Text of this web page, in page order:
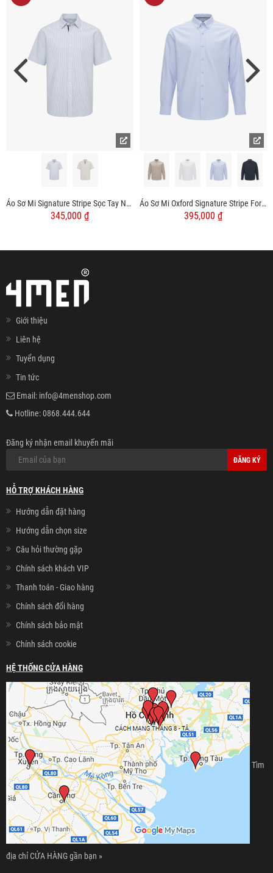
Áo Sơ Mi Signature Stripe Sọc Tay Ngắn Form Regular SM210
345,000 ₫
Áo Sơ Mi Oxford Signature Stripe Form Regular SM209
395,000 ₫
Giới thiệu
Liên hệ
Tuyển dụng
Tin tức
Email: info@4menshop.com
Hotline:0868.444.644
Đăng ký nhận email khuyến mãi
ĐĂNG KÝ
HỖ TRỢ KHÁCH HÀNG
Hướng dẫn đặt hàng
Hướng dẫn chọn size
Câu hỏi thường gặp
Chính sách khách VIP
Thanh toán - Giao hàng
Chính sách đổi hàng
Chính sách bảo mật
Chính sách cookie
HỆ THỐNG CỬA HÀNG
Tìm
địa chỉ CỬA HÀNG gần bạn »